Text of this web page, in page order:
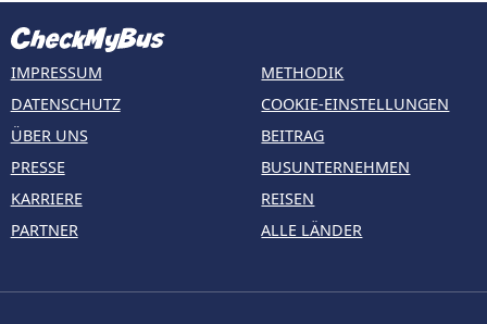
IMPRESSUM
DATENSCHUTZ
ÜBER UNS
PRESSE
KARRIERE
PARTNER
METHODIK
COOKIE-EINSTELLUNGEN
BEITRAG
BUSUNTERNEHMEN
REISEN
ALLE LÄNDER